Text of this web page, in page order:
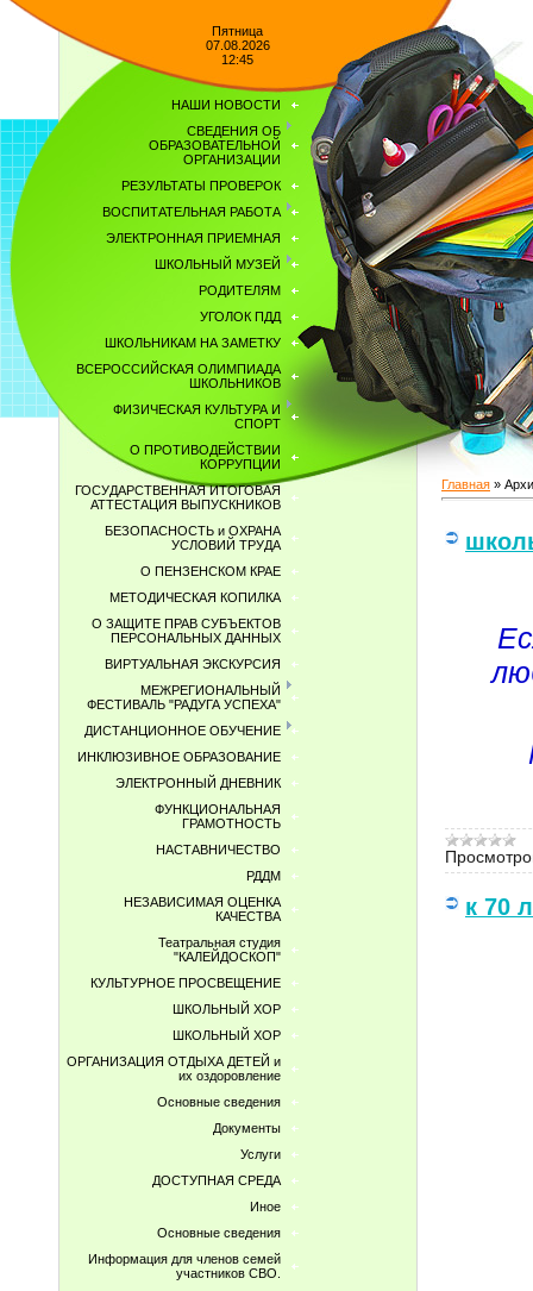
Пятница
07.08.2026
12:45
НАШИ НОВОСТИ
СВЕДЕНИЯ ОБ
ОБРАЗОВАТЕЛЬНОЙ
ОРГАНИЗАЦИИ
РЕЗУЛЬТАТЫ ПРОВЕРОК
ВОСПИТАТЕЛЬНАЯ РАБОТА
ЭЛЕКТРОННАЯ ПРИЕМНАЯ
ШКОЛЬНЫЙ МУЗЕЙ
РОДИТЕЛЯМ
УГОЛОК ПДД
ШКОЛЬНИКАМ НА ЗАМЕТКУ
ВСЕРОССИЙСКАЯ ОЛИМПИАДА
ШКОЛЬНИКОВ
ФИЗИЧЕСКАЯ КУЛЬТУРА И
СПОРТ
О ПРОТИВОДЕЙСТВИИ
КОРРУПЦИИ
ГОСУДАРСТВЕННАЯ ИТОГОВАЯ
АТТЕСТАЦИЯ ВЫПУСКНИКОВ
БЕЗОПАСНОСТЬ и ОХРАНА
УСЛОВИЙ ТРУДА
О ПЕНЗЕНСКОМ КРАЕ
МЕТОДИЧЕСКАЯ КОПИЛКА
О ЗАЩИТЕ ПРАВ СУБЪЕКТОВ
ПЕРСОНАЛЬНЫХ ДАННЫХ
ВИРТУАЛЬНАЯ ЭКСКУРСИЯ
МЕЖРЕГИОНАЛЬНЫЙ
ФЕСТИВАЛЬ "РАДУГА УСПЕХА"
ДИСТАНЦИОННОЕ ОБУЧЕНИЕ
ИНКЛЮЗИВНОЕ ОБРАЗОВАНИЕ
ЭЛЕКТРОННЫЙ ДНЕВНИК
ФУНКЦИОНАЛЬНАЯ
ГРАМОТНОСТЬ
НАСТАВНИЧЕСТВО
РДДМ
НЕЗАВИСИМАЯ ОЦЕНКА
КАЧЕСТВА
Театральная студия
"КАЛЕЙДОСКОП"
КУЛЬТУРНОЕ ПРОСВЕЩЕНИЕ
ШКОЛЬНЫЙ ХОР
ШКОЛЬНЫЙ ХОР
ОРГАНИЗАЦИЯ ОТДЫХА ДЕТЕЙ и
их оздоровление
Основные сведения
Документы
Услуги
ДОСТУПНАЯ СРЕДА
Иное
Основные сведения
Информация для членов семей
участников СВО.
Главная »
к 70